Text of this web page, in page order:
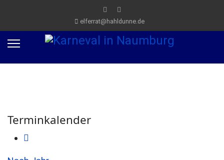
elferrat@hahldunne.de
Terminkalender